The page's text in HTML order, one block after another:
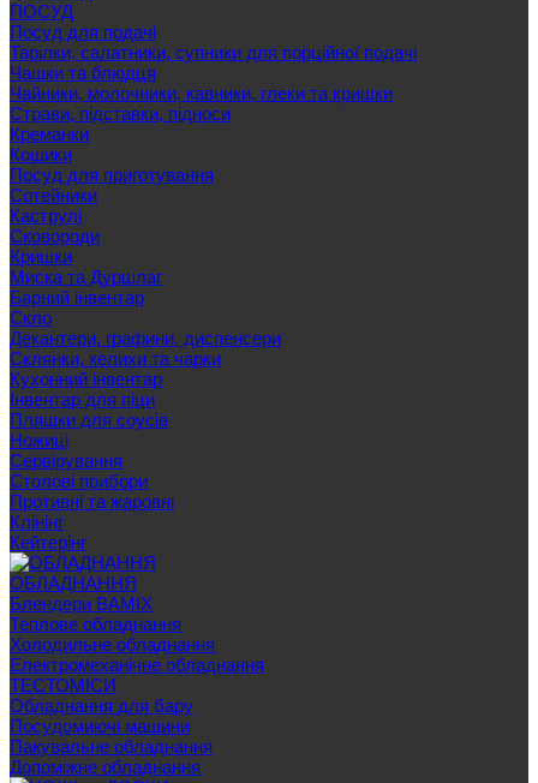
ПОСУД
Посуд для подачі
Тарілки, салатники, супники для порційної подачі
Чашки та блюдця
Чайники, молочники, кавники, глеки та кришки
Страви, підставки, підноси
Креманки
Кошики
Посуд для приготування
Сотейники
Каструлі
Сковороди
Кришки
Миска та Дуршлаг
Барний інвентар
Скло
Декантери, графини, диспенсери
Склянки, келихи та чарки
Кухонний інвентар
Інвентар для піци
Пляшки для соусів
Ножиці
Сервірування
Cтолові прибори
Противні та жаровні
Клінінг
Кейтерінг
ОБЛАДНАННЯ
Блендери BAMIX
Теплове обладнання
Холодильне обладнання
Електромеханічне обладнання
ТЕСТОМІСИ
Обладнання для бару
Посудомиючі машини
Пакувальне обладнання
Допоміжне обладнання